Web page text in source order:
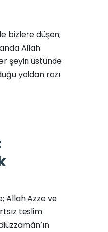
bizlere düşen;
Allah
şeyin üstünde
yoldan razı
Allah Azze ve
teslim